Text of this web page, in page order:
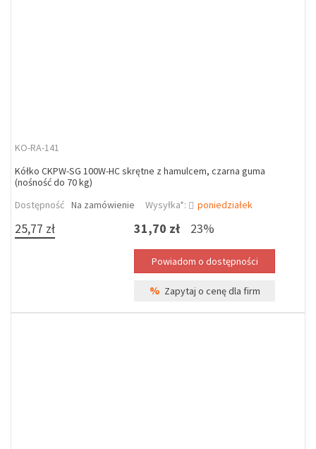
KO-RA-141
Kółko CKPW-SG 100W-HC skrętne z hamulcem, czarna guma
(nośność do 70 kg)
Dostępność Na zamówienie Wysyłka*: poniedziałek
25,77 zł 31,70 zł 23%
% Zapytaj o cenę dla firm